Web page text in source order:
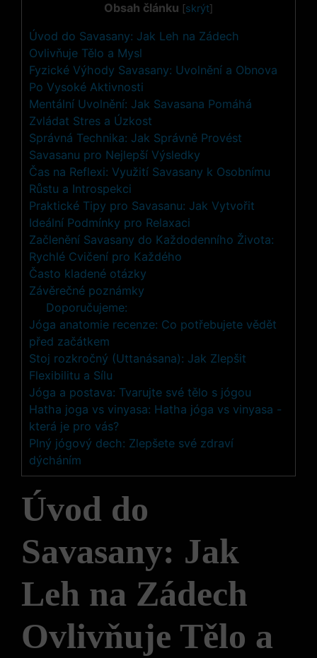
Obsah článku [skrýt]
Úvod do Savasany: Jak Leh na Zádech
Ovlivňuje Tělo a Mysl
Fyzické Výhody Savasany: Uvolnění a Obnova
Po Vysoké Aktivnosti
Mentální Uvolnění: Jak Savasana Pomáhá
Zvládat Stres a Úzkost
Správná Technika: Jak Správně Provést
Savasanu pro Nejlepší Výsledky
Čas na Reflexi: Využití Savasany k Osobnímu
Růstu a Introspekci
Praktické Tipy pro Savasanu: Jak Vytvořit
Ideální Podmínky pro Relaxaci
Začlenění Savasany do Každodenního Života:
Rychlé Cvičení pro Každého
Často kladené otázky
Závěrečné poznámky
Doporučujeme:
Jóga anatomie recenze: Co potřebujete vědět
před začátkem
Stoj rozkročný (Uttanásana): Jak Zlepšit
Flexibilitu a Sílu
Jóga a postava: Tvarujte své tělo s jógou
Hatha joga vs vinyasa: Hatha jóga vs vinyasa -
která je pro vás?
Plný jógový dech: Zlepšete své zdraví
dýcháním
Úvod do
Savasany: Jak
Leh na Zádech
Ovlivňuje Tělo a